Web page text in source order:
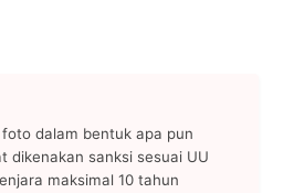
dalam bentuk apa pun
dikenakan sanksi sesuai UU
maksimal 10 tahun